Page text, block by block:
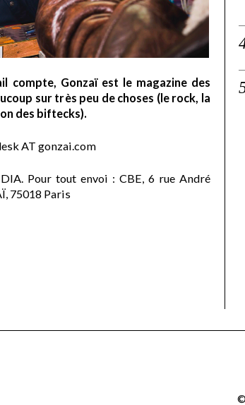
compte, Gonzaï est le magazine des
sur très peu de choses (le rock, la
des biftecks).
AT gonzai.com
Pour tout envoi : CBE, 6 rue André
75018 Paris
©